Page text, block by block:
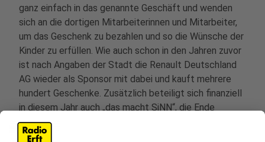
ganz einfach in das genannte Geschäft und wenden
sich an die dortigen Mitarbeiterinnen und Mitarbeiter,
um das Geschenk zu bezahlen und so die Wünsche der
Kinder zu erfüllen. Wie auch schon in den Jahren zuvor
ist nach Angaben der Stadt die Renault Deutschland
AG wieder als Sponsor mit dabei und kauft mehrere
hundert Geschenke. Zusätzlich beteiligt sich finanziell
in diesem Jahr auch „das macht SiNN“, die Ende
November eine Filiale in Brühl eröffnen, so dass mit
diesen Partnern kein Kinderwunsch unerfüllt bleibt. Die